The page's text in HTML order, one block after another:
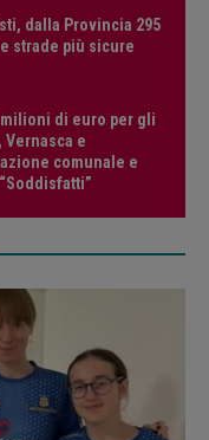
dalla Provincia 295
strade più sicure
di euro per gli
Vernasca e
comunale e